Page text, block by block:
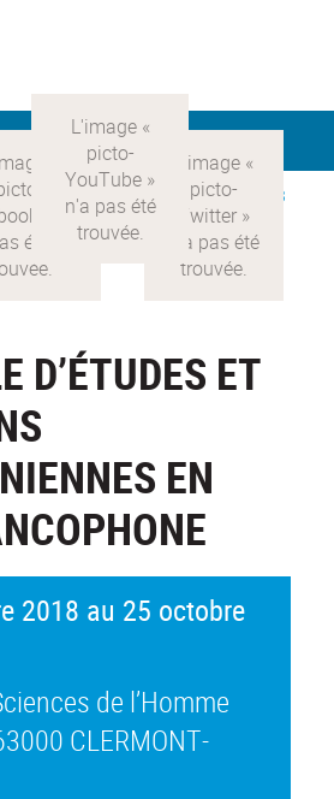
> Version française > Recherche >
3
2 : l’Etat et les religions > Colloque
D’ÉTUDES ET
EN
2018 au 25 octobre
de l’Homme
CLERMONT-